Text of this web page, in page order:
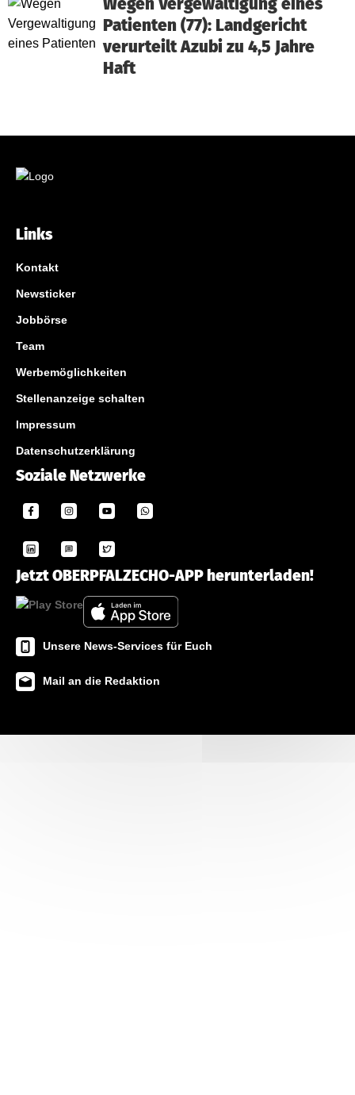
Wegen Vergewaltigung eines
Patienten (77): Landgericht
verurteilt Azubi zu 4,5 Jahre
Haft
Links
Kontakt
Newsticker
Jobbörse
Team
Werbemöglichkeiten
Stellenanzeige schalten
Impressum
Datenschutzerklärung
Soziale Netzwerke
Jetzt OBERPFALZECHO-APP herunterladen!
Unsere News-Services für Euch
Mail an die Redaktion